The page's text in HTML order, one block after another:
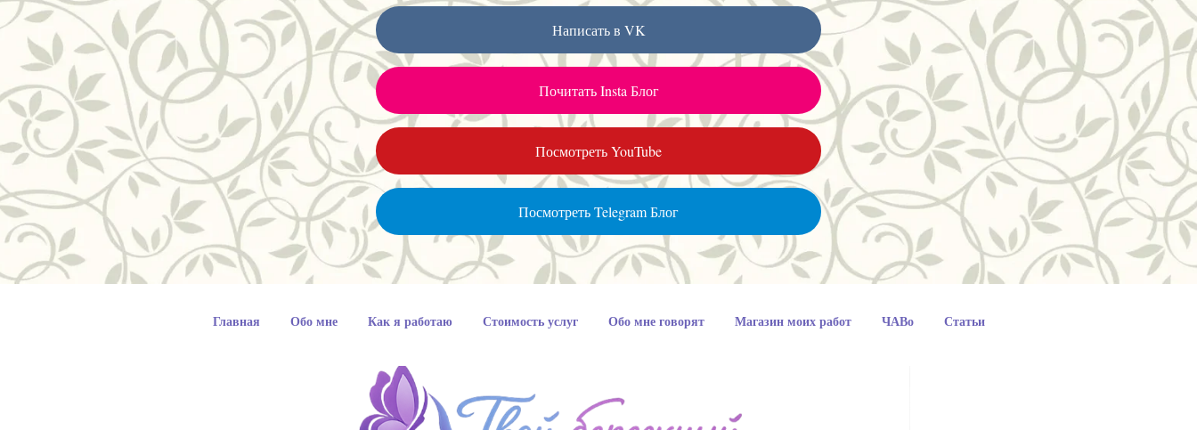
Написать в VK
Почитать Insta Блог
Посмотреть YouTube
Посмотреть Telegram Блог
Главная Обо мне Как я работаю Стоимость услуг Обо мне говорят Магазин моих работ ЧАВо Статьи